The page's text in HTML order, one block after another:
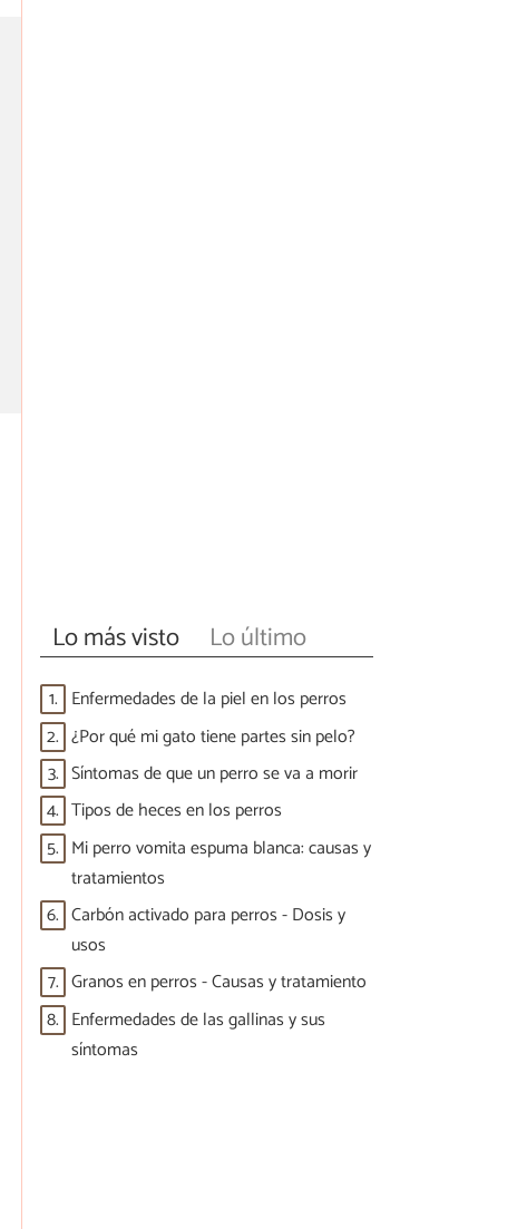
Lo más visto Lo último
1. Enfermedades de la piel en los perros
2. ¿Por qué mi gato tiene partes sin pelo?
3. Síntomas de que un perro se va a morir
4. Tipos de heces en los perros
5. Mi perro vomita espuma blanca: causas y
tratamientos
6. Carbón activado para perros - Dosis y
usos
7. Granos en perros - Causas y tratamiento
8. Enfermedades de las gallinas y sus
síntomas